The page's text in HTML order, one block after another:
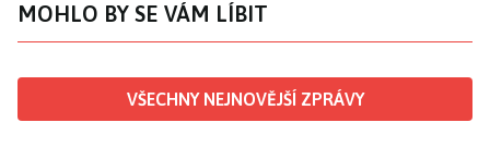
MOHLO BY SE VÁM LÍBIT
VŠECHNY NEJNOVĚJŠÍ ZPRÁVY